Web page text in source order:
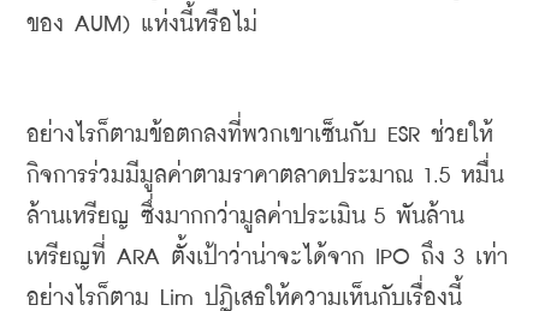
ของ AUM) แห่งนี้หรือไม่
อย่างไรก็ตามข้อตกลงที่พวกเขาเซ็นกับ ESR ช่วยให้
กิจการร่วมมีมูลค่าตามราคาตลาดประมาณ 1.5 หมื่น
ล้านเหรียญ ซึ่งมากกว่ามูลค่าประเมิน 5 พันล้าน
เหรียญที่ ARA ตั้งเป้าว่าน่าจะได้จาก IPO ถึง 3 เท่า
อย่างไรก็ตาม Lim ปฏิเสธให้ความเห็นกับเรื่องนี้